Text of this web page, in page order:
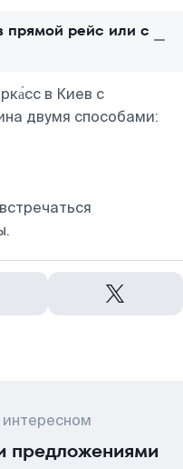
прямой рейс или с
в Киев с
двумя способами:
предложениями